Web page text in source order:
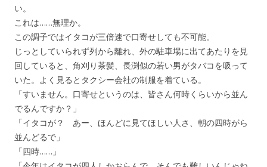
い。
これは……無理か。
この調子ではイタコが三倍速で口寄せしても不可能。
じっとしていられず列から離れ、外の駐車場に出てあたりを見
回していると、角刈り茶髪、長渕似の若い男がタバコを吸って
いた。よく見るとタクシー会社の制服を着ている。
「すいません。口寄せというのは、皆さん何時くらいから並ん
でるんですか？」
「イタコが？ あー、ほんどに見てほしい人さ、朝の四時がら
並んどるで」
「四時……」